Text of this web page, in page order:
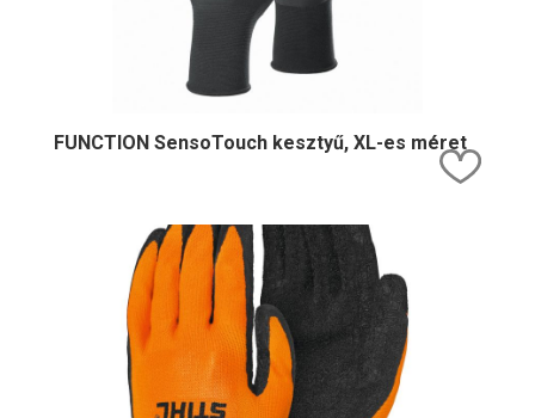
FUNCTION SensoTouch kesztyű, XL-es méret